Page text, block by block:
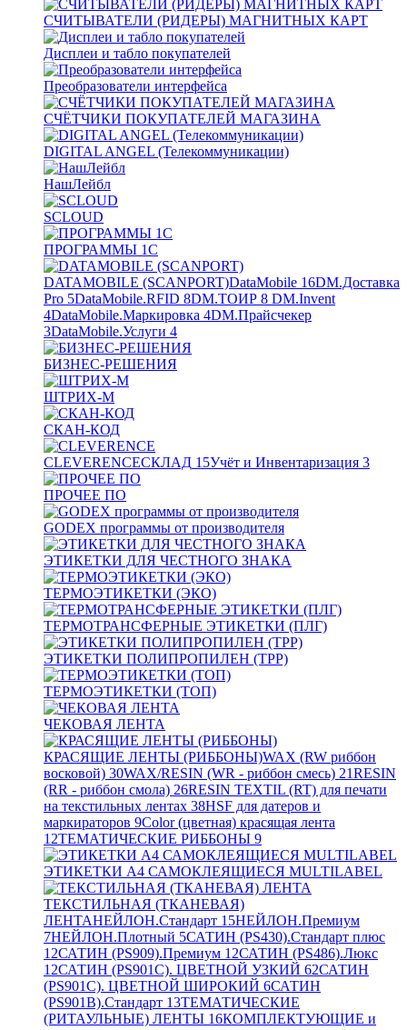
СЧИТЫВАТЕЛИ (РИДЕРЫ) МАГНИТНЫХ КАРТ
Дисплеи и табло покупателей
Преобразователи интерфейса
СЧЁТЧИКИ ПОКУПАТЕЛЕЙ МАГАЗИНА
DIGITAL ANGEL (Телекоммуникации)
НашЛейбл
SCLOUD
ПРОГРАММЫ 1С
DATAMOBILE (SCANPORT)DataMobile 16DM.Доставка
Pro 5DataMobile.RFID 8DM.ТОИР 8 DM.Invent
4DataMobile.Маркировка 4DM.Прайсчекер
3DataMobile.Услуги 4
БИЗНЕС-РЕШЕНИЯ
ШТРИХ-М
СКАН-КОД
CLEVERENCEСКЛАД 15Учёт и Инвентаризация 3
ПРОЧЕЕ ПО
GODEX программы от производителя
ЭТИКЕТКИ ДЛЯ ЧЕСТНОГО ЗНАКА
ТЕРМОЭТИКЕТКИ (ЭКО)
ТЕРМОТРАНСФЕРНЫЕ ЭТИКЕТКИ (ПЛГ)
ЭТИКЕТКИ ПОЛИПРОПИЛЕН (TPP)
ТЕРМОЭТИКЕТКИ (ТОП)
ЧЕКОВАЯ ЛЕНТА
КРАСЯЩИЕ ЛЕНТЫ (РИББОНЫ)WAX (RW риббон
восковой) 30WAX/RESIN (WR - риббон смесь) 21RESIN
(RR - риббон смола) 26RESIN TEXTIL (RT) для печати
на текстильных лентах 38HSF для датеров и
маркираторов 9Color (цветная) красящая лента
12ТЕМАТИЧЕСКИЕ РИББОНЫ 9
ЭТИКЕТКИ А4 САМОКЛЕЯЩИЕСЯ MULTILABEL
ТЕКСТИЛЬНАЯ (ТКАНЕВАЯ)
ЛЕНТАНЕЙЛОН.Стандарт 15НЕЙЛОН.Премиум
7НЕЙЛОН.Плотный 5САТИН (PS430).Стандарт плюс
12САТИН (PS909).Премиум 12САТИН (PS486).Люкс
12САТИН (PS901C). ЦВЕТНОЙ УЗКИЙ 62САТИН
(PS901C). ЦВЕТНОЙ ШИРОКИЙ 6САТИН
(PS901B).Стандарт 13ТЕМАТИЧЕСКИЕ
(РИТАУЛЬНЫЕ) ЛЕНТЫ 16КОМПЛЕКТУЮЩИЕ и